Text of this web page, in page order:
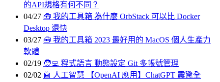
的API規格有何不同？
04/27 🧰️ 我的工具箱 為什麼 OrbStack 可以比 Docker
Desktop 還快
03/27 🧰️ 我的工具箱 2023 最好用的 MacOS 個人生產力
軟體
02/19 🧑‍💻 程式語言 動態設定 Git 多帳號管理
02/02 🤖 人工智慧
【OpenAI 應用】ChatGPT 震驚全